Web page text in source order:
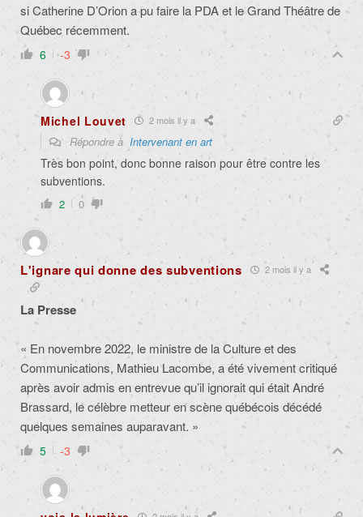
si Catherine D’Orion a pu faire la PDA et le Grand Théâtre de
Québec récemment.
6 -3
Michel Louvet 2 mois il y a
Répondre à Intervenant en art
Très bon point, donc bonne raison pour être contre les
subventions.
2 0
L'ignare qui donne des subventions 2 mois il y a
La Presse
« En novembre 2022, le ministre de la Culture et des
Communications, Mathieu Lacombe, a été vivement critiqué
après avoir admis en entrevue qu’il ignorait qui était André
Brassard, le célèbre metteur en scène québécois décédé
quelques semaines auparavant. »
5 -3